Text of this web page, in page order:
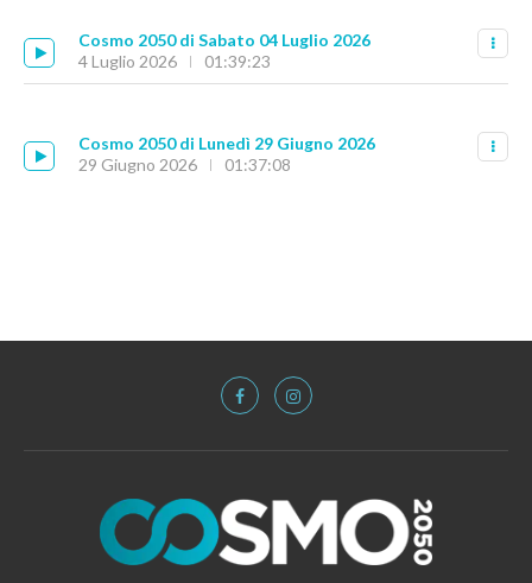
Cosmo 2050 di Sabato 04 Luglio 2026
4 Luglio 2026
01:39:23
Cosmo 2050 di Lunedì 29 Giugno 2026
29 Giugno 2026
01:37:08